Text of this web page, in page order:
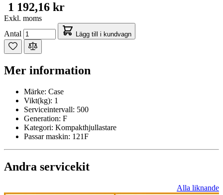
1 192,16 kr
Exkl. moms
Antal
Lägg till i kundvagn
Mer information
Märke: Case
Vikt(kg): 1
Serviceintervall: 500
Generation: F
Kategori: Kompakthjullastare
Passar maskin: 121F
Andra servicekit
Alla liknande